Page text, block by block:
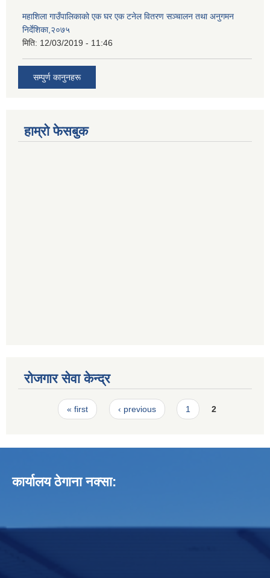
महाशिला गाउँपालिकाको एक घर एक टनेल वितरण सञ्चालन तथा अनुगमन
निर्देशिका,२०७५
मिति: 12/03/2019 - 11:46
सम्पुर्ण कानुनहरू
हाम्रो फेसबुक
रोजगार सेवा केन्द्र
Pages« first ‹ previous 1 2
कार्यालय ठेगाना नक्सा: